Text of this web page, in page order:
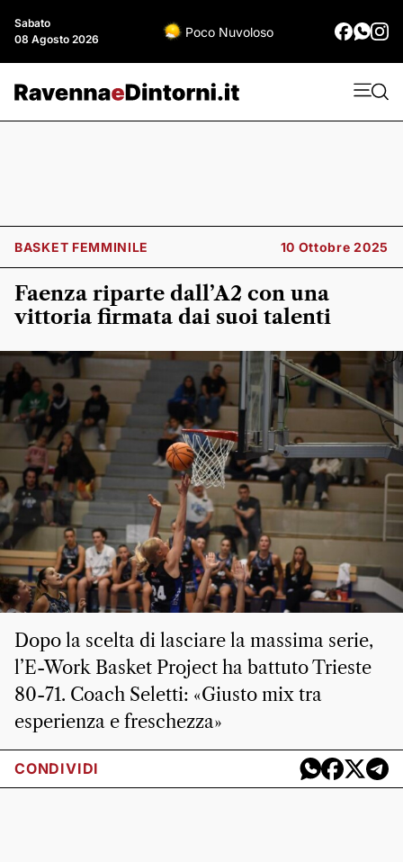
Sabato
08 Agosto 2026
Poco Nuvoloso
BASKET FEMMINILE 10 Ottobre 2025
Faenza riparte dall’A2 con una
vittoria firmata dai suoi talenti
Dopo la scelta di lasciare la massima serie,
l’E-Work Basket Project ha battuto Trieste
80-71. Coach Seletti: «Giusto mix tra
esperienza e freschezza»
CONDIVIDI